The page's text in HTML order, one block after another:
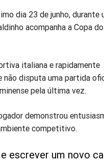
dia 23 de junho, durante
acompanha a Copa
italiana e rapidamente
não disputa uma partida
pela última vez.
demonstrou
competitivo.
escrever um novo